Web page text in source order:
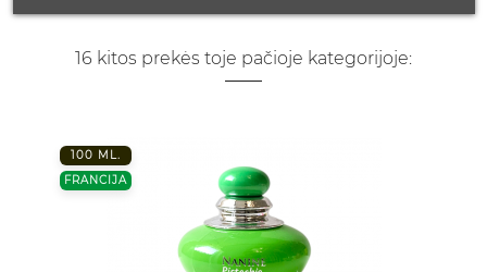
16 kitos prekės toje pačioje kategorijoje:
100 ML.
FRANCIJA